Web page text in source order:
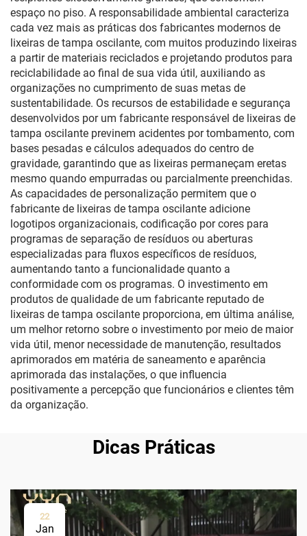
espaço no piso. A responsabilidade ambiental caracteriza
cada vez mais as práticas dos fabricantes modernos de
lixeiras de tampa oscilante, com muitos produzindo lixeiras
a partir de materiais reciclados e projetando produtos para
reciclabilidade ao final de sua vida útil, auxiliando as
organizações no cumprimento de suas metas de
sustentabilidade. Os recursos de estabilidade e segurança
desenvolvidos por um fabricante responsável de lixeiras de
tampa oscilante previnem acidentes por tombamento, com
bases pesadas e cálculos adequados do centro de
gravidade, garantindo que as lixeiras permaneçam eretas
mesmo quando empurradas ou parcialmente preenchidas.
As capacidades de personalização permitem que o
fabricante de lixeiras de tampa oscilante adicione
logotipos organizacionais, codificação por cores para
programas de separação de resíduos ou aberturas
especializadas para fluxos específicos de resíduos,
aumentando tanto a funcionalidade quanto a
conformidade com os programas. O investimento em
produtos de qualidade de um fabricante reputado de
lixeiras de tampa oscilante proporciona, em última análise,
um melhor retorno sobre o investimento por meio de maior
vida útil, menor necessidade de manutenção, resultados
aprimorados em matéria de saneamento e aparência
aprimorada das instalações, o que influencia
positivamente a percepção que funcionários e clientes têm
da organização.
Dicas Práticas
22
Jan